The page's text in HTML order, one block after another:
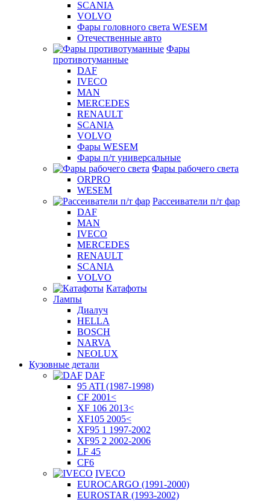
SCANIA
VOLVO
Фары головного света WESEM
Отечественные авто
Фары
противотуманные
DAF
IVECO
MAN
MERCEDES
RENAULT
SCANIA
VOLVO
Фары WESEM
Фары п/т универсальные
Фары рабочего света
ORPRO
WESEM
Рассеиватели п/т фар
DAF
MAN
IVECO
MERCEDES
RENAULT
SCANIA
VOLVO
Катафоты
Лампы
Диалуч
HELLA
BOSCH
NARVA
NEOLUX
Кузовные детали
DAF
95 ATI (1987-1998)
CF 2001<
XF 106 2013<
XF105 2005<
XF95 1 1997-2002
XF95 2 2002-2006
LF 45
CF6
IVECO
EUROCARGO (1991-2000)
EUROSTAR (1993-2002)